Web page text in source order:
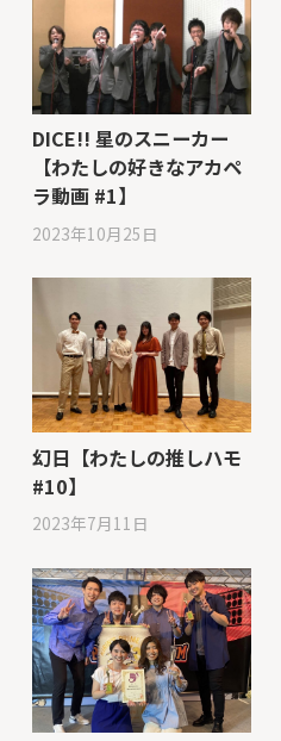
DICE!! 星のスニーカー
【わたしの好きなアカペ
ラ動画 #1】
2023年10月25日
幻日【わたしの推しハモ
#10】
2023年7月11日